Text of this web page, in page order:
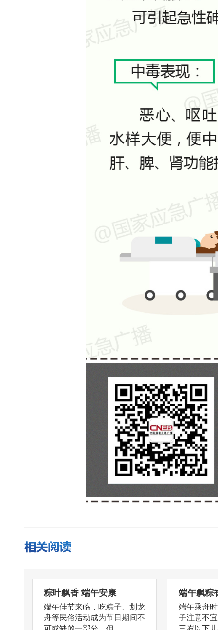
粽叶飘香 端午安康
端午佳节来临，吃粽子、划龙
舟等民俗活动成为节日期间不
端午飘粽
端午乘舟
子注意不